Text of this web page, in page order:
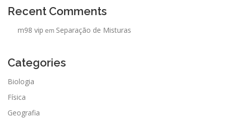
Recent Comments
m98 vip em Separação de Misturas
Categories
Biologia
Física
Geografia